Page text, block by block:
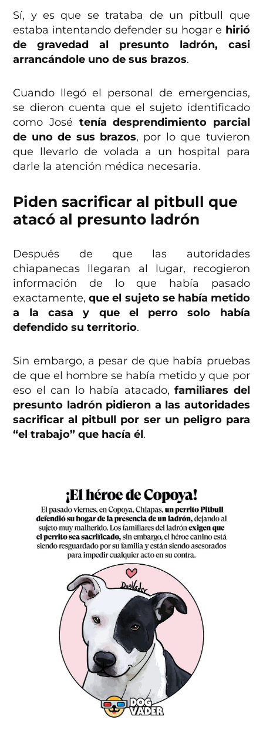
Sí, y es que se trataba de un pitbull que
estaba intentando defender su hogar e hirió
de gravedad al presunto ladrón, casi
arrancándole uno de sus brazos.
Cuando llegó el personal de emergencias,
se dieron cuenta que el sujeto identificado
como José tenía desprendimiento parcial
de uno de sus brazos, por lo que tuvieron
que llevarlo de volada a un hospital para
darle la atención médica necesaria.
Piden sacrificar al pitbull que
atacó al presunto ladrón
Después de que las autoridades
chiapanecas llegaran al lugar, recogieron
información de lo que había pasado
exactamente,que el sujeto se había metido
a la casa y que el perro solo había
defendido su territorio.
Sin embargo, a pesar de que había pruebas
de que el hombre se había metido y que por
eso el can lo había atacado,familiares del
presunto ladrón pidieron a las autoridades
sacrificar al pitbull por ser un peligro para
“el trabajo” que hacía él.